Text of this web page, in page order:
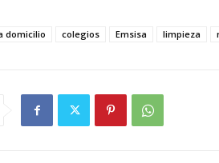
domicilio colegios Emsisa limpieza